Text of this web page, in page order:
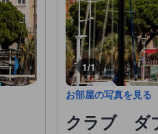
1/1
お部屋の写真を見る
クラブ ダ